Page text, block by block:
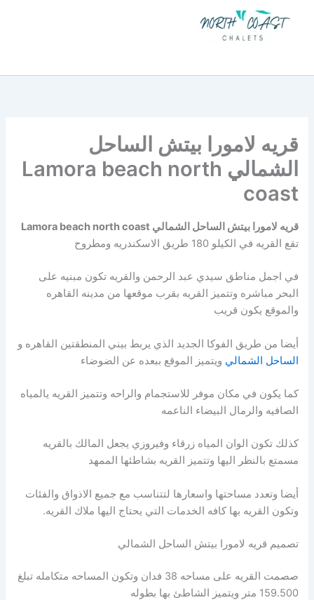
قريه لامورا بيتش الساحل
الشمالي Lamora beach north
coast
قريه لامورا بيتش الساحل الشمالي Lamora beach north coast
تقع القريه في الكيلو 180 طريق الاسكندريه ومطروح
في اجمل مناطق سيدي عبد الرحمن والقريه تكون مبنيه على
البحر مباشره وتتميز القريه بقرب موقعها من مدينه القاهره
والموقع يكون قريب
أيضا من طريق الفوكا الجديد الذي يربط بيني المنطقتين القاهره و
الساحل الشمالي ويتميز الموقع ببعده عن الضوضاء
كما يكون في مكان موفر للاستجمام والراحه وتتميز القريه يالمياه
الصافيه والرمال البيضاء الناعمه
كذلك تكون الوان المياه زرقاء وفيروزي يجعل المالك بالقريه
مسمتع بالنظر اليها وتتميز القريه بشاطئها الممهد
أيضا وتعدد مساحتها واسعارها لتتناسب مع جميع الاذواق والفئات
وتكون القريه بها كافه الخدمات التي يحتاج اليها ملاك القريه.
تصميم قريه لامورا بيتش الساحل الشمالي
صصمت القريه على مساحه 38 فدان وتكون المساحه متكامله تبلغ
159.500 متر ويتميز الشاطئ بها بطوله